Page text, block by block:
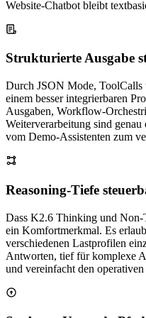
Website-Chatbot bleibt
Strukturierte Ausgabe
Durch JSON Mode,
einem besser integrierbaren
Ausgaben, Workflow-
Weiterverarbeitung sind
vom Demo-Assistenten zum
Reasoning-Tiefe
Dass K2.6 Thinking und
ein Komfortmerkmal. Es
verschiedenen Lastprofilen
Antworten, tief für komplexe
und vereinfacht den